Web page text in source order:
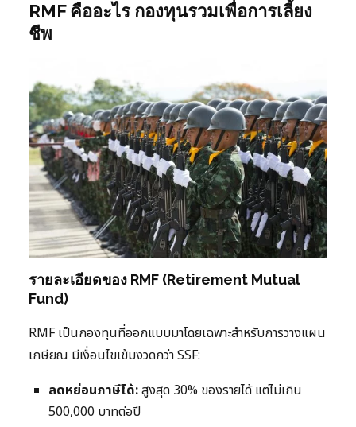
RMF คืออะไร กองทุนรวมเพื่อการเลี้ยง
ชีพ
รายละเอียดของ RMF (Retirement Mutual
Fund)
RMF เป็นกองทุนที่ออกแบบมาโดยเฉพาะสำหรับการวางแผน
เกษียณ มีเงื่อนไขเข้มงวดกว่า SSF:
ลดหย่อนภาษีได้:สูงสุด 30% ของรายได้ แต่ไม่เกิน
500,000 บาทต่อปี